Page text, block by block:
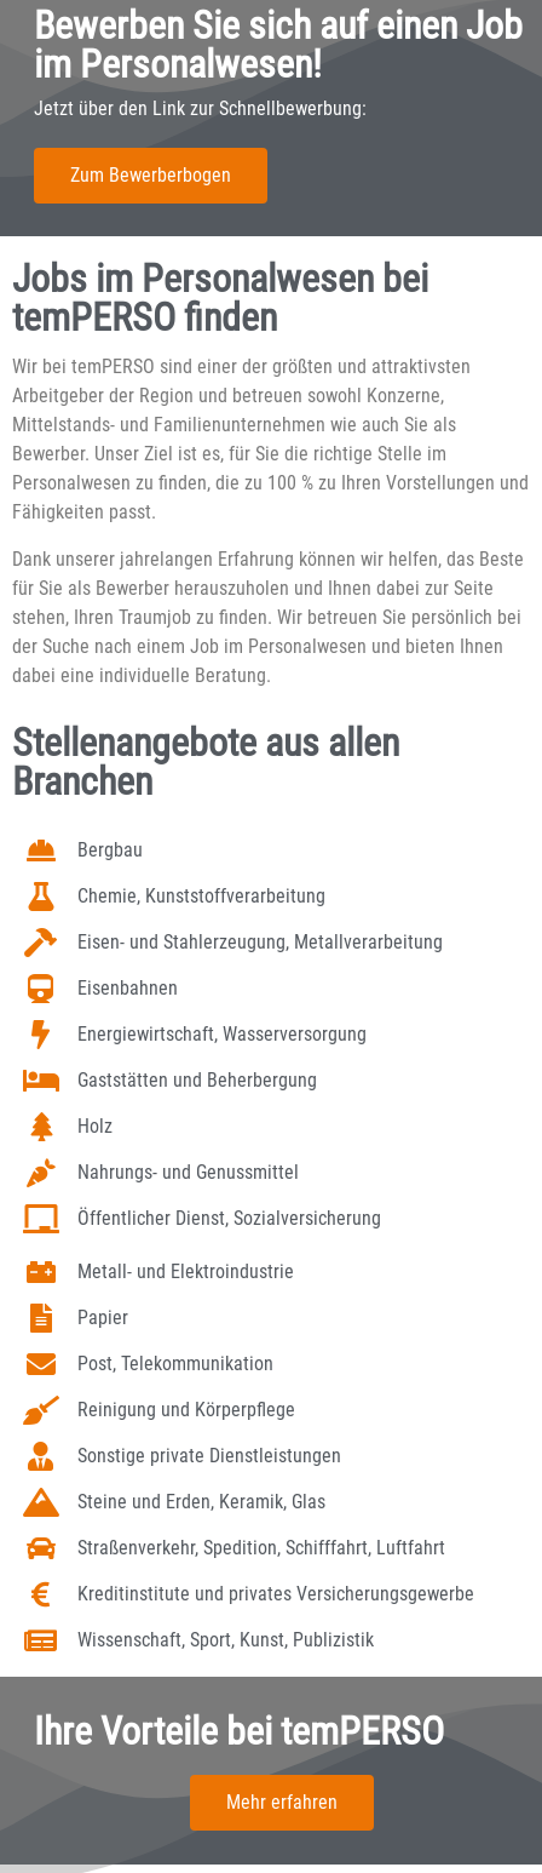
Bewerben Sie sich auf einen Job
im Personalwesen!
Jetzt über den Link zur Schnellbewerbung:
Zum Bewerberbogen
Jobs im Personalwesen bei
temPERSO finden
Wir bei temPERSO sind einer der größten und attraktivsten
Arbeitgeber der Region und betreuen sowohl Konzerne,
Mittelstands- und Familienunternehmen wie auch Sie als
Bewerber. Unser Ziel ist es, für Sie die richtige Stelle im
Personalwesen zu finden, die zu 100 % zu Ihren Vorstellungen und
Fähigkeiten passt.
Dank unserer jahrelangen Erfahrung können wir helfen, das Beste
für Sie als Bewerber herauszuholen und Ihnen dabei zur Seite
stehen, Ihren Traumjob zu finden. Wir betreuen Sie persönlich bei
der Suche nach einem Job im Personalwesen und bieten Ihnen
dabei eine individuelle Beratung.
Stellenangebote aus allen
Branchen
Bergbau
Chemie, Kunststoffverarbeitung
Eisen- und Stahlerzeugung, Metallverarbeitung
Eisenbahnen
Energiewirtschaft, Wasserversorgung
Gaststätten und Beherbergung
Holz
Nahrungs- und Genussmittel
Öffentlicher Dienst, Sozialversicherung
Metall- und Elektroindustrie
Papier
Post, Telekommunikation
Reinigung und Körperpflege
Sonstige private Dienstleistungen
Steine und Erden, Keramik, Glas
Straßenverkehr, Spedition, Schifffahrt, Luftfahrt
Kreditinstitute und privates Versicherungsgewerbe
Wissenschaft, Sport, Kunst, Publizistik
Ihre Vorteile bei temPERSO
Mehr erfahren